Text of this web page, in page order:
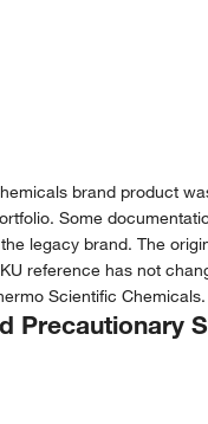
brand product
Some
legacy brand. The
reference has not
Scientific Chemicals.
Precautionary